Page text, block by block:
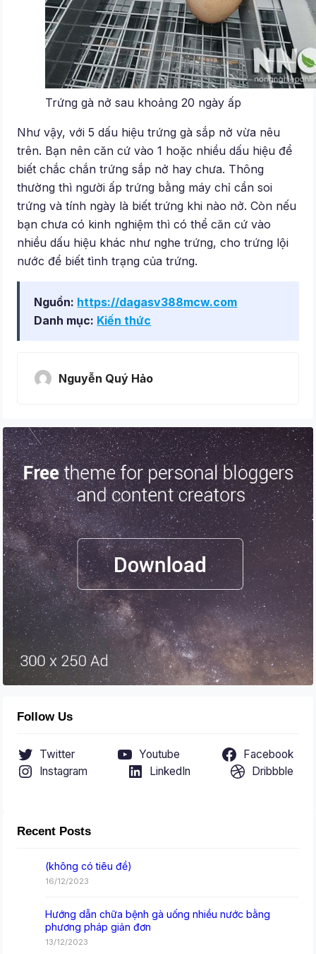
Trứng gà nở sau khoảng 20 ngày ấp
Như vậy, với 5 dấu hiệu trứng gà sắp nở vừa nêu
trên. Bạn nên căn cứ vào 1 hoặc nhiều dấu hiệu để
biết chắc chắn trứng sắp nở hay chưa. Thông
thường thì người ấp trứng bằng máy chỉ cần soi
trứng và tính ngày là biết trứng khi nào nở. Còn nếu
bạn chưa có kinh nghiệm thì có thể căn cứ vào
nhiều dấu hiệu khác như nghe trứng, cho trứng lội
nước để biết tình trạng của trứng.
Nguồn: https://dagasv388mcw.com
Danh mục: Kiến thức
Nguyễn Quý Hảo
Follow Us
Twitter Youtube
Facebook
Instagram
LinkedIn Dribbble
Recent Posts
(không có tiêu đề)
16/12/2023
Hướng dẫn chữa bệnh gà uống nhiều nước bằng
phương pháp giản đơn
13/12/2023